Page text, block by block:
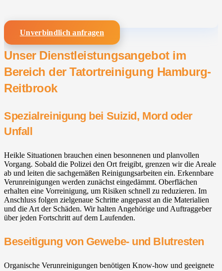
Unverbindlich anfragen
Unser Dienstleistungsangebot im
Bereich der Tatortreinigung Hamburg-
Reitbrook
Spezialreinigung bei Suizid, Mord oder
Unfall
Heikle Situationen brauchen einen besonnenen und planvollen
Vorgang. Sobald die Polizei den Ort freigibt, grenzen wir die Areale
ab und leiten die sachgemäßen Reinigungsarbeiten ein. Erkennbare
Verunreinigungen werden zunächst eingedämmt. Oberflächen
erhalten eine Vorreinigung, um Risiken schnell zu reduzieren. Im
Anschluss folgen zielgenaue Schritte angepasst an die Materialien
und die Art der Schäden. Wir halten Angehörige und Auftraggeber
über jeden Fortschritt auf dem Laufenden.
Beseitigung von Gewebe- und Blutresten
Organische Verunreinigungen benötigen Know-how und geeignete